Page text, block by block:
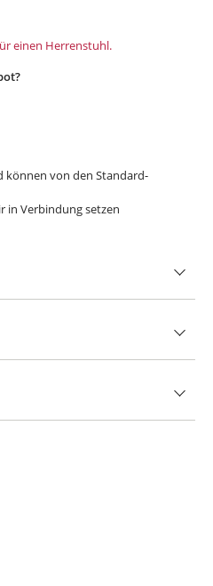
einen Herrenstuhl.
Verbindung setzen